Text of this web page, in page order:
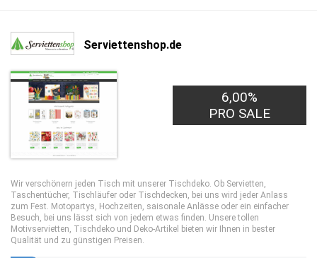
Serviettenshop.de
6,00%
PRO SALE
Wir verschönern jeden Tisch mit unserer Tischdeko. Ob Servietten,
Taschentücher, Tischläufer oder Tischdecken, bei uns wird jeder Anlass
zum Fest. Motopartys, Hochzeiten, saisonale Anlässe oder ein einfacher
Besuch, bei uns lässt sich von jedem etwas finden. Unsere tollen
Motivservietten, Tischdeko und Deko-Artikel bieten wir Ihnen in bester
Qualität und zu günstigen Preisen.